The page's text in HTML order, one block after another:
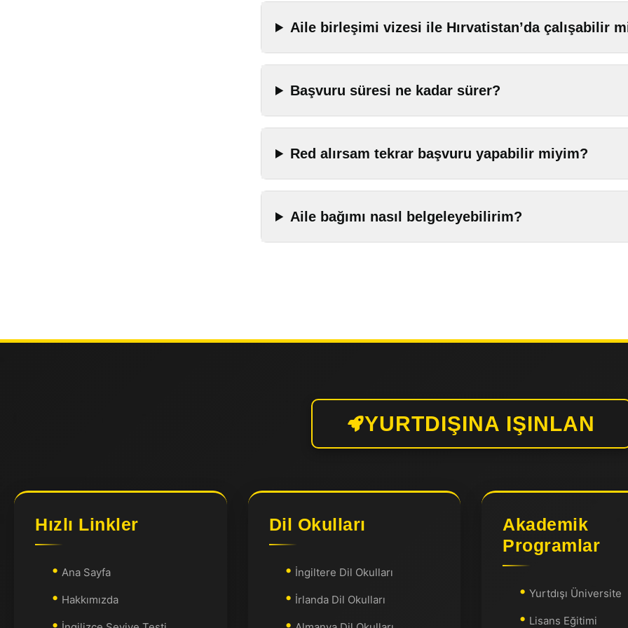
Aile birleşimi vizesi ile Hırvatistan’da çalışabilir
Başvuru süresi ne kadar sürer?
Red alırsam tekrar başvuru yapabilir miyim?
Aile bağımı nasıl belgeleyebilirim?
YURTDIŞINA IŞINLAN
Hızlı Linkler
Ana Sayfa
Hakkımızda
Dil Okulları
İngiltere Dil Okulları
İrlanda Dil Okulları
Akademik
Programlar
Yurtdışı Üniversite
Lisans Eğitimi